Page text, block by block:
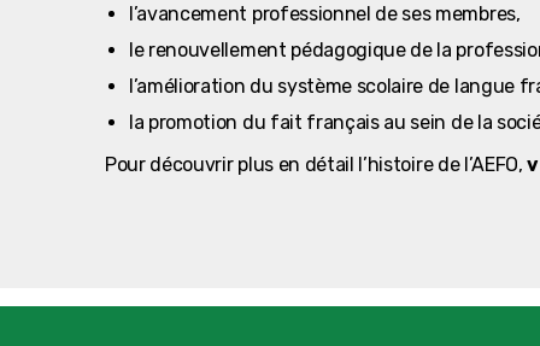
l’avancement professionnel de ses membres,
le renouvellement pédagogique de la
l’amélioration du système scolaire de langue
la promotion du fait français au sein de la
Pour découvrir plus en détail l’histoire de l’AEFO,